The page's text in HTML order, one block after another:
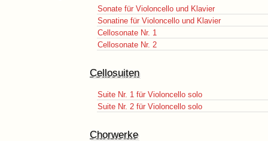
Sonate für Violoncello und Klavier
Sonatine für Violoncello und Klavier
Cellosonate Nr. 1
Cellosonate Nr. 2
Cellosuiten
Suite Nr. 1 für Violoncello solo
Suite Nr. 2 für Violoncello solo
Chorwerke